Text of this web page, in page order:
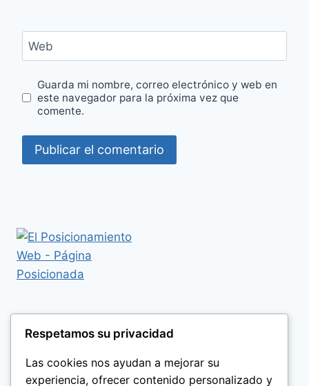
Web
Guarda mi nombre, correo electrónico y web en
este navegador para la próxima vez que
comente.
Respetamos su privacidad
Las cookies nos ayudan a mejorar su
experiencia, ofrecer contenido personalizado y